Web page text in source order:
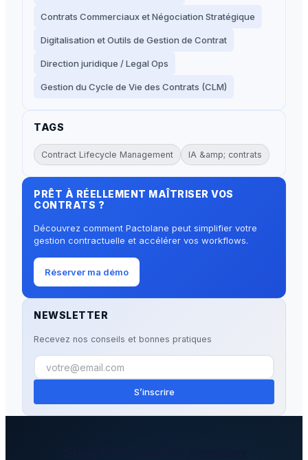
Contrats Commerciaux et Négociation Stratégique
Digitalisation et Outils de Gestion de Contrat
Direction juridique / Legal Ops
Gestion du Cycle de Vie des Contrats (CLM)
TAGS
Contract Lifecycle Management IA &amp; contrats
PRÊT À RÉELLEMENT MAÎTRISER VOS
CONTRATS ?
Découvrez comment Pactolane peut simplifier votre
gestion contractuelle et accélérer vos workflows.
Réserver ma démo
NEWSLETTER
Recevez nos conseils et bonnes pratiques
S’inscrire